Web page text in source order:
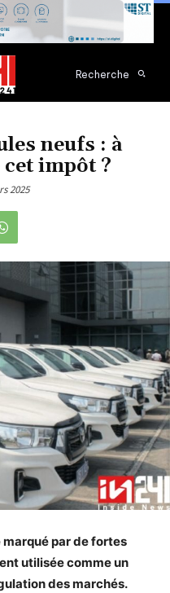
Recherche
neufs : à
impôt ?
2025
par de fortes
utilisée comme un
des marchés.